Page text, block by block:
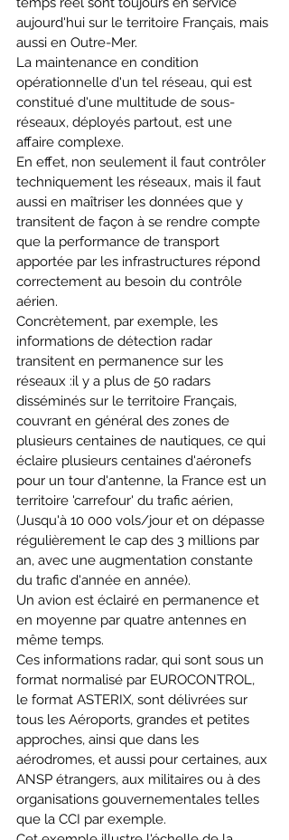
aujourd'hui sur le territoire Français, mais
aussi en Outre-Mer.
La maintenance en condition
opérationnelle d'un tel réseau, qui est
constitué d'une multitude de sous-
réseaux, déployés partout, est une
affaire complexe.
En effet, non seulement il faut contrôler
techniquement les réseaux, mais il faut
aussi en maîtriser les données que y
transitent de façon à se rendre compte
que la performance de transport
apportée par les infrastructures répond
correctement au besoin du contrôle
aérien.
Concrètement, par exemple, les
informations de détection radar
transitent en permanence sur les
réseaux :il y a plus de 50 radars
disséminés sur le territoire Français,
couvrant en général des zones de
plusieurs centaines de nautiques, ce qui
éclaire plusieurs centaines d'aéronefs
pour un tour d'antenne, la France est un
territoire 'carrefour' du trafic aérien,
(Jusqu'à 10 000 vols/jour et on dépasse
régulièrement le cap des 3 millions par
an, avec une augmentation constante
du trafic d'année en année).
Un avion est éclairé en permanence et
en moyenne par quatre antennes en
même temps.
Ces informations radar, qui sont sous un
format normalisé par EUROCONTROL,
le format ASTERIX, sont délivrées sur
tous les Aéroports, grandes et petites
approches, ainsi que dans les
aérodromes, et aussi pour certaines, aux
ANSP étrangers, aux militaires ou à des
organisations gouvernementales telles
que la CCI par exemple.